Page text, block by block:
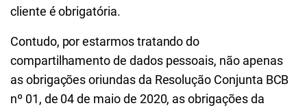
cliente é obrigatória.
Contudo, por estarmos tratando do
compartilhamento de dados pessoais, não apenas
as obrigações oriundas da Resolução Conjunta BCB
nº 01, de 04 de maio de 2020, as obrigações da